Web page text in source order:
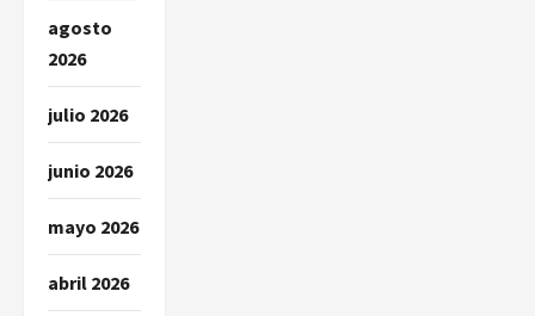
d
a
s
agosto
2026
julio 2026
junio 2026
mayo 2026
abril 2026